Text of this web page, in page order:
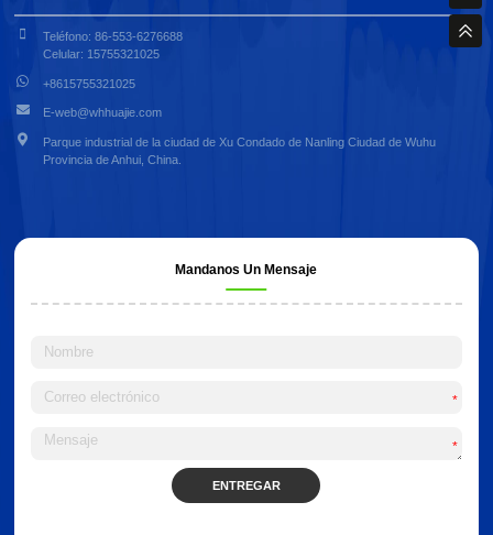
Teléfono: 86-553-6276688
Celular: 15755321025
+8615755321025
E-web@whhuajie.com
Parque industrial de la ciudad de Xu Condado de Nanling Ciudad de Wuhu
Provincia de Anhui, China.
Mandanos Un Mensaje
*
*
ENTREGAR